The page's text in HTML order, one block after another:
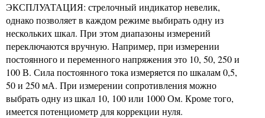
ЭКСПЛУАТАЦИЯ: стрелочный индикатор невелик,
однако позволяет в каждом режиме выбирать одну из
нескольких шкал. При этом диапазоны измерений
переключаются вручную. Например, при измерении
постоянного и переменного напряжения это 10, 50, 250 и
100 В. Сила постоянного тока измеряется по шкалам 0,5,
50 и 250 мА. При измерении сопротивления можно
выбрать одну из шкал 10, 100 или 1000 Ом. Кроме того,
имеется потенциометр для коррекции нуля.